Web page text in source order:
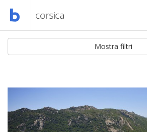
Mostra filtri